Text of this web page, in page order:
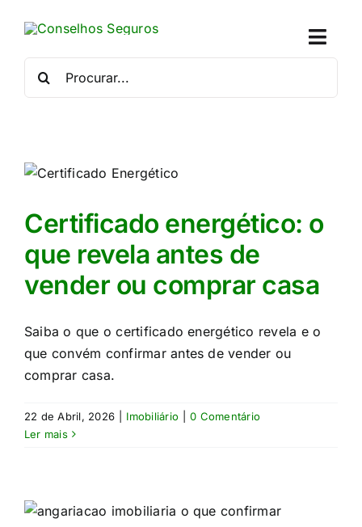
content
por:
Certificado energético: o
que revela antes de
vender ou comprar casa
Saiba o que o certificado energético revela e o
que convém confirmar antes de vender ou
comprar casa.
22 de Abril, 2026 Imobiliário
0 Comentário
Ler mais